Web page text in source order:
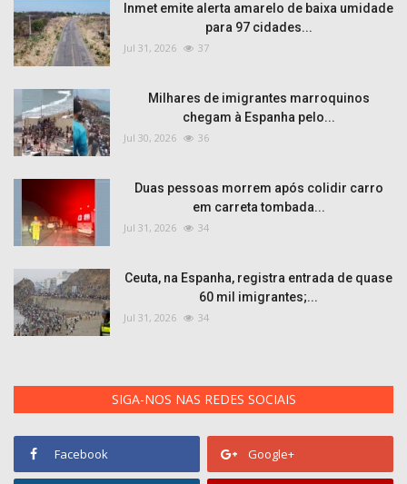
Inmet emite alerta amarelo de baixa umidade
para 97 cidades...
Jul 31, 2026 37
Milhares de imigrantes marroquinos
chegam à Espanha pelo...
Jul 30, 2026 36
Duas pessoas morrem após colidir carro
em carreta tombada...
Jul 31, 2026 34
Ceuta, na Espanha, registra entrada de quase
60 mil imigrantes;...
Jul 31, 2026 34
SIGA-NOS NAS REDES SOCIAIS
Facebook Google+